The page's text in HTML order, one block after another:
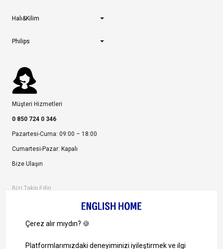
Halı&Kilim
Philips
Müşteri Hizmetleri
0 850 724 0 346
Pazartesi-Cuma: 09:00 – 18:00
Cumartesi-Pazar: Kapalı
Bize Ulaşın
Bizi Takip Edin
1000 TL ve Üzeri Alışverişlerinizde Kargo Bedava!